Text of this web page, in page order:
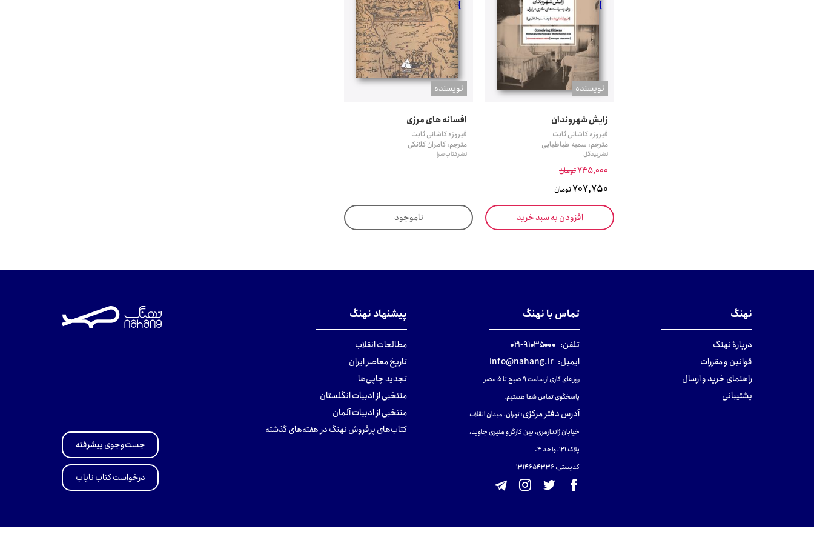
نويسنده
}
زایش شهروندان
فیروزه کاشانی ثابت
مترجم: سمیه طباطبایی
نشر بیدگل
745,000تومان
707,750تومان
افزودن به سبد خرید
نويسنده
}
افسانه های مرزی
فیروزه کاشانی ثابت
مترجم: کامران کلانکی
نشر کتاب سرا
ناموجود
نهنگ
دربارهٔ نهنگ
قوانین و مقررات
راهنمای خرید و ارسال
پشتیبانی
تماس با نهنگ
تلفن: ۹۱۰۳۵۰۰۰-۰۲۱
ایمیل: info@nahang.ir
روزهای کاری از ساعت ۹ صبح تا ۵ عصر
پاسخگوی تماس شما هستیم.
آدرس دفتر مرکزی:تهران، میدان انقلاب
خیابان ژاندارمری، بین کارگر و منیری جاوید،
پلاک 121، واحد ۴.
کدپستی: 131465433۶
پیشنهاد نهنگ
مطالعات انقلاب
تاریخ معاصر ایران
تجدید چاپی‌ها
منتخبی از ادبیات انگلستان
منتخبی از ادبیات آلمان
کتاب‌های پرفروش نهنگ در هفته‌های گذشته
جست‌وجوی پیشرفته
درخواست کتاب نایاب